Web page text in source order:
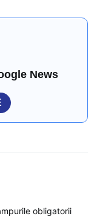
News
obligatorii